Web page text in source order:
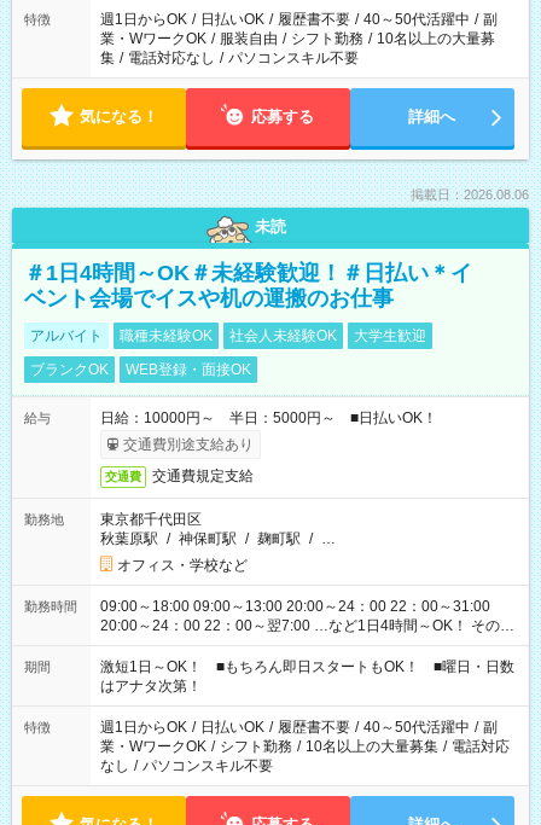
特徴 週1日からOK / 日払いOK / 履歴書不要 / 40～50代活躍中 / 副
業・WワークOK / 服装自由 / シフト勤務 / 10名以上の大量募
集 / 電話対応なし / パソコンスキル不要
気になる！ 応募する 詳細へ
掲載日：2026.08.06
未読
＃1日4時間～OK＃未経験歓迎！＃日払い＊イ
ベント会場でイスや机の運搬のお仕事
アルバイト 職種未経験OK 社会人未経験OK
大学生歓迎
ブランクOK
WEB登録・面接OK
給与
日給：10000円～ 半日：5000円～ ■日払いOK！
交通費別途支給あり
交通費 交通費規定支給
勤務地
東京都千代田区
秋葉原駅 / 神保町駅 / 麹町駅 / …
オフィス・学校など
勤務時間
09:00～18:00 09:00～13:00 20:00～24：00 22：00～31:00
20:00～24：00 22：00～翌7:00 …など1日4時間～OK！ その他
シフトもございます！ お気軽にご相談ください！
期間
激短1日～OK！ ■もちろん即日スタートもOK！ ■曜日・日数
はアナタ次第！
特徴 週1日からOK / 日払いOK / 履歴書不要 / 40～50代活躍中 / 副
業・WワークOK / シフト勤務 / 10名以上の大量募集 / 電話対応
なし / パソコンスキル不要